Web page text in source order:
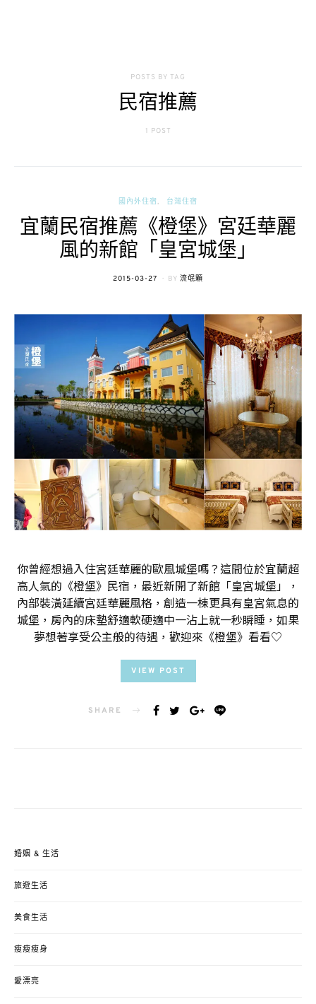
POSTS BY TAG
民宿推薦
1 POST
國內外住宿 台灣住宿
宜蘭民宿推薦《橙堡》宮廷華麗
風的新館「皇宮城堡」
POSTED
2015-03-27 BY 流氓顆
你曾經想過入住宮廷華麗的歐風城堡嗎？這間位於宜蘭超
高人氣的《橙堡》民宿，最近新開了新館「皇宮城堡」，
內部裝潢延續宮廷華麗風格，創造一棟更具有皇宮氣息的
城堡，房內的床墊舒適軟硬適中一沾上就一秒瞬睡，如果
夢想著享受公主般的待遇，歡迎來《橙堡》看看♡
VIEW POST
SHARE
婚姻 & 生活
旅遊生活
美食生活
瘦瘦瘦身
愛漂亮